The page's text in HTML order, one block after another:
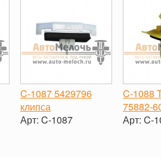
C-1087 5429796
клипса
Арт: C-1087
C-1088
75882-
Арт: C-